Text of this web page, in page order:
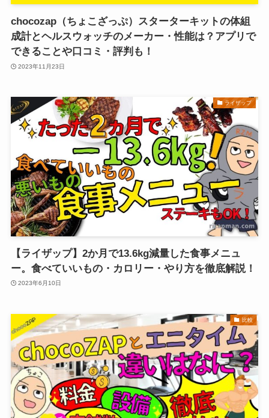
chocozap（ちょこざっぷ）スターターキットの体組
成計とヘルスウォッチのメーカー・性能は？アプリで
できることや口コミ・評判も！
2023年11月23日
ライザップ
【ライザップ】2か月で13.6kg減量した食事メニュ
ー。食べていいもの・カロリー・やり方を徹底解説！
2023年6月10日
比較